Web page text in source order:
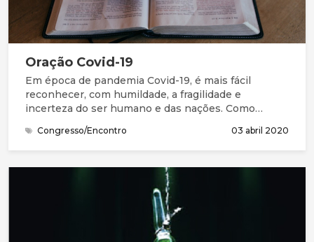
Oração Covid-19
Em época de pandemia Covid-19, é mais fácil
reconhecer, com humildade, a fragilidade e
incerteza do ser humano e das nações. Como
Salomão e seu povo, precisamos da graça (favor
imerecido) e de perdão para entrar na presença do
Deus Santo. Na Bíblia, compreendemos que este
Deus grande não está longe. Está perto, à distância
de uma oração. Queremos continuar a chegar-nos a
Ele, a compreender melhor quem Ele é, a
apresentar as nossas necessidades e
preocupações, a ouvir a Sua mensagem e
responder, acertando os nossos passos com a Sua
Congresso/Encontro 03 abril 2020